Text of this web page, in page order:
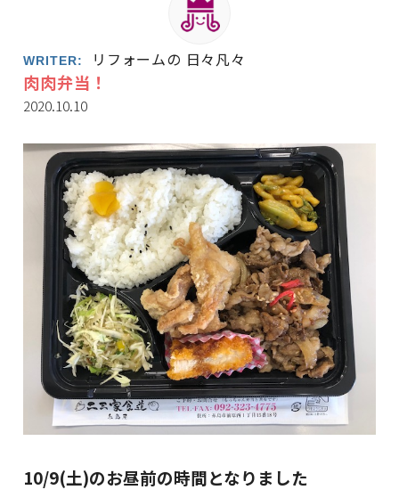
WRITER: リフォームの 日々凡々
肉肉弁当！
2020.10.10
10/9(土)のお昼前の時間となりました